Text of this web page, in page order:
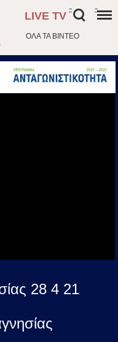
ΟΛΑ ΤΑ ΒΙΝΤΕΟ
LIVE TV
- -
28 4 21